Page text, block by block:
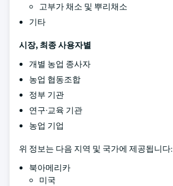
고부가 채소 및 뿌리채소
기타
시장, 최종 사용자별
개별 농업 종사자
농업 협동조합
정부 기관
연구·교육 기관
농업 기업
위 정보는 다음 지역 및 국가에 제공됩니다:
북아메리카
미국